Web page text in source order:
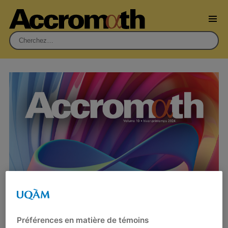
Rechercher :
Éditorial : vol. 19.1 – hiver-printemps
Préférences en matière de témoins